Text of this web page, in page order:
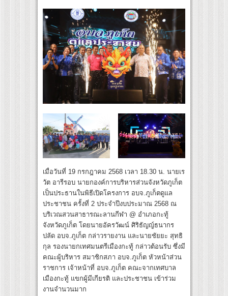
เมื่อวันที่ 19 กรกฎาคม 2568 เวลา 18.30 น. นายเร
วัต อารีรอบ นายกองค์การบริหารส่วนจังหวัดภูเก็ต
เป็นประธานในพิธีเปิดโครงการ อบจ.ภูเก็ตดูแล
ประชาชน ครั้งที่ 2 ประจำปีงบประมาณ 2568 ณ
บริเวณสวนสาธารณะลานกีฬา @ อำเภอกะทู้
จังหวัดภูเก็ต โดยนายอัครวัฒน์ ศิริธัญญ์ธนากร
ปลัด อบจ.ภูเก็ต กล่าวรายงาน และนายชัยยะ สุทธิ
กุล รองนายกเทศมนตรีเมืองกะทู้ กล่าวต้อนรับ ซึ่งมี
คณะผู้บริหาร สมาชิกสภา อบจ.ภูเก็ต หัวหน้าส่วน
ราชการ เจ้าหน้าที่ อบจ.ภูเก็ต คณะจากเทศบาล
เมืองกะทู้ แขกผู้มีเกียรติ และประชาชน เข้าร่วม
งานจำนวนมาก